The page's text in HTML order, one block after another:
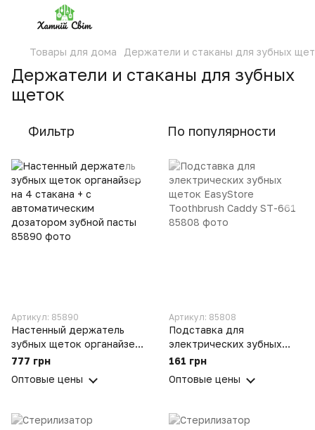
Товары для дома Держатели и стаканы для зубных
Держатели и стаканы для зубных
щеток
Фильтр По популярности
Артикул: 85890
Настенный держатель
зубных щеток органайзер
на 4 стакана + с
дозатором зубной пасты
777 грн
Оптовые цены
Артикул: 85808
Подставка для
электрических зубных
щеток EasyStore
161 грн
Оптовые цены